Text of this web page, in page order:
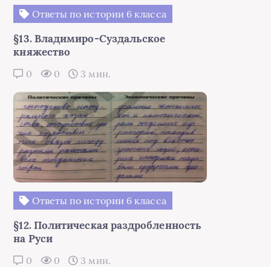
Ответы по истории 6 класса
§13. Владимиро-Суздальское
княжество
0 0 3 мин.
Ответы по истории 6 класса
§12. Политическая раздробленность
на Руси
0 0 3 мин.